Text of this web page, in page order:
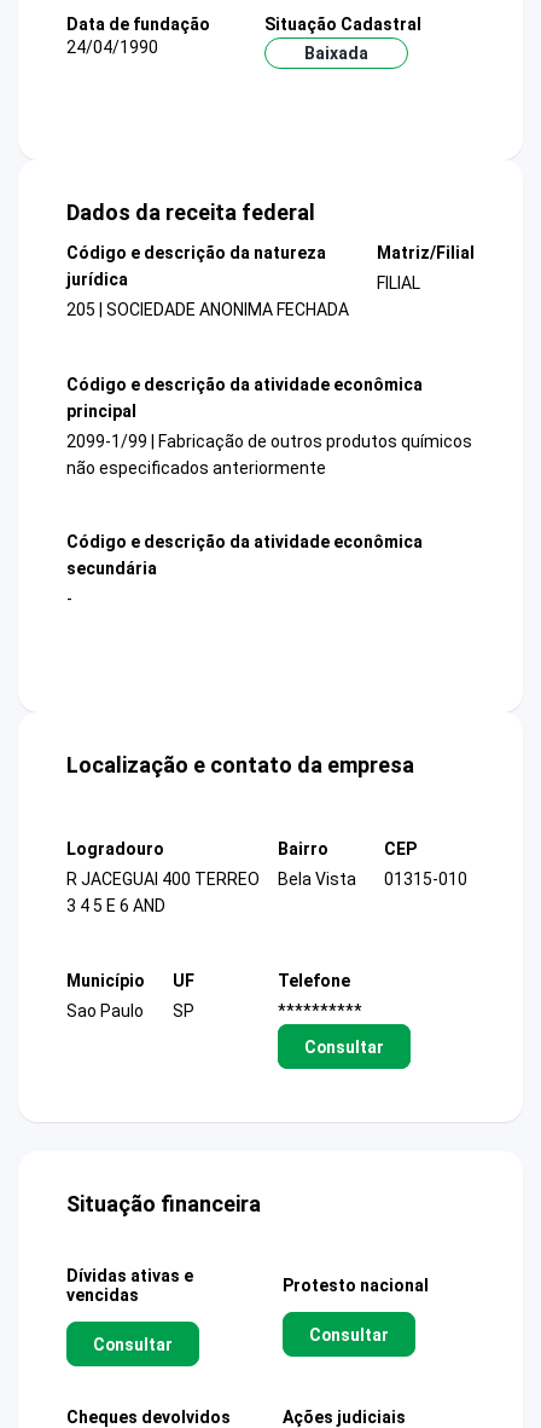
Data de fundação
24/04/1990
Situação Cadastral
Baixada
Dados da receita federal
Código e descrição da natureza
jurídica
205 | SOCIEDADE ANONIMA FECHADA
Matriz/Filial
FILIAL
Código e descrição da atividade econômica
principal
2099-1/99 | Fabricação de outros produtos químicos
não especificados anteriormente
Código e descrição da atividade econômica
secundária
-
Localização e contato da empresa
Logradouro
R JACEGUAI 400 TERREO
3 4 5 E 6 AND
Bairro
Bela Vista
CEP
01315-010
Município
Sao Paulo
UF
SP
Telefone
**********
Consultar
Situação financeira
Dívidas ativas e
vencidas
Consultar
Protesto nacional
Consultar
Cheques devolvidos Ações judiciais